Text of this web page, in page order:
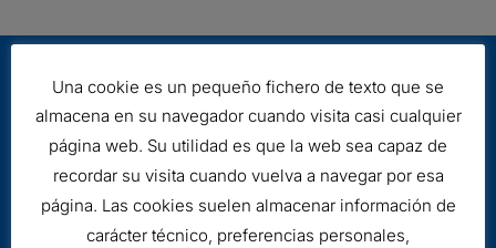
Aviso legal
Una cookie es un pequeño fichero de texto que se
almacena en su navegador cuando visita casi cualquier
página web. Su utilidad es que la web sea capaz de
recordar su visita cuando vuelva a navegar por esa
página. Las cookies suelen almacenar información de
carácter técnico, preferencias personales,